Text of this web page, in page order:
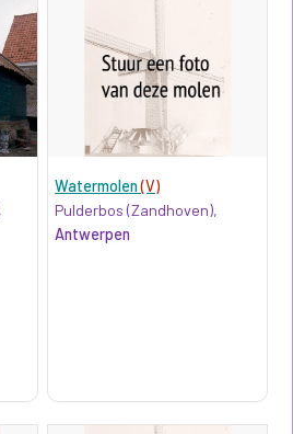
Watermolen(V)
Pulderbos (Zandhoven),
Antwerpen